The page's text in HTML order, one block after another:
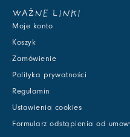
WAŻNE LINKI
Moje konto
Koszyk
Zamówienie
Polityka prywatności
Regulamin
Ustawienia cookies
Formularz odstąpienia od